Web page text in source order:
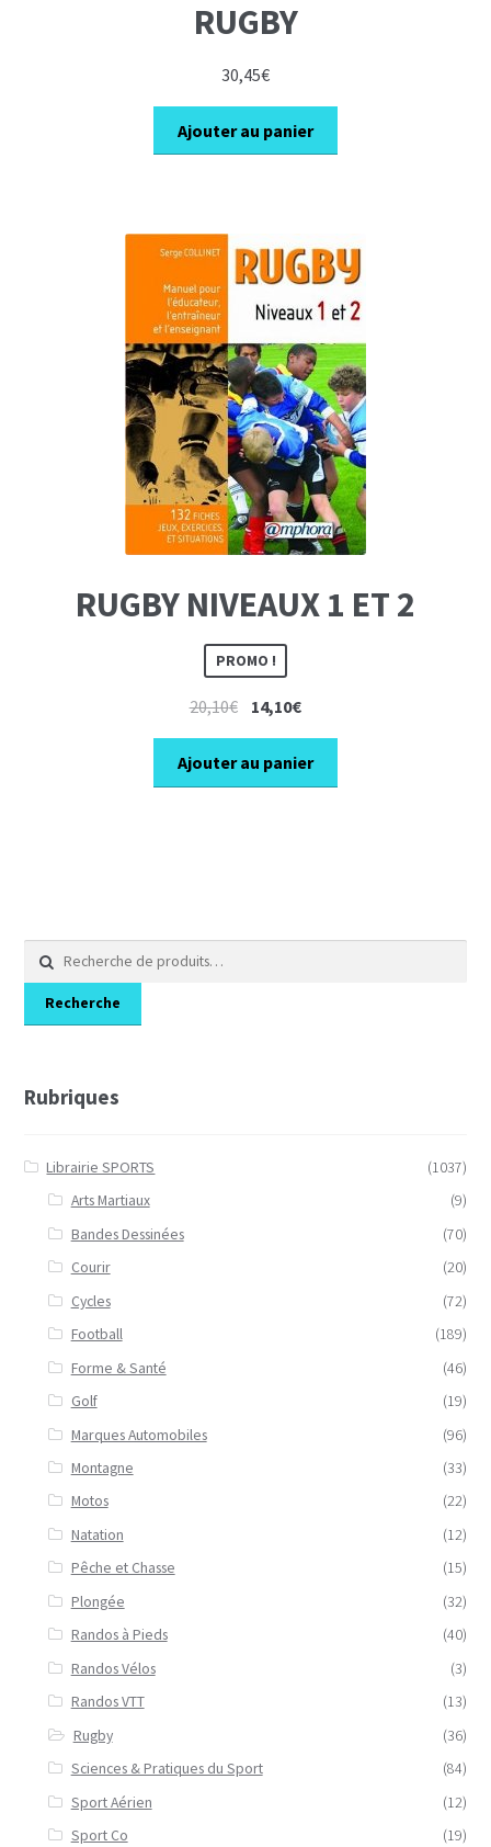
RUGBY
30,45€
Ajouter au panier
RUGBY NIVEAUX 1 ET 2
PROMO !
20,10€ Le
prix
initial
était :
14,10€Le
prix
actuel
est :
Ajouter au panier
pour :
Recherche
Rubriques
Librairie SPORTS
(1037)
Arts Martiaux
(9)
Bandes Dessinées
(70)
Courir
(20)
Cycles
(72)
Football
(189)
Forme & Santé
(46)
Golf
(19)
Marques Automobiles
(96)
Montagne
(33)
Motos
(22)
Natation
(12)
Pêche et Chasse
(15)
Plongée
(32)
Randos à Pieds
(40)
Randos Vélos
(3)
Randos VTT
(13)
Rugby
(36)
Sciences & Pratiques du Sport
(84)
Sport Aérien
(12)
Sport Co
(19)